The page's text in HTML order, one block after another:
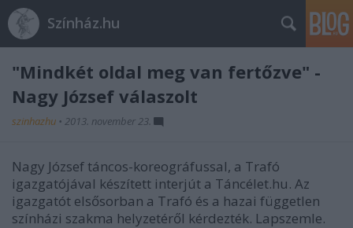
Színház.hu
"Mindkét oldal meg van fertőzve" -
Nagy József válaszolt
szinhazhu • 2013. november 23.
Nagy József táncos-koreográfussal, a Trafó
igazgatójával készített interjút a Táncélet.hu. Az
igazgatót elsősorban a Trafó és a hazai független
színházi szakma helyzetéről kérdezték. Lapszemle.